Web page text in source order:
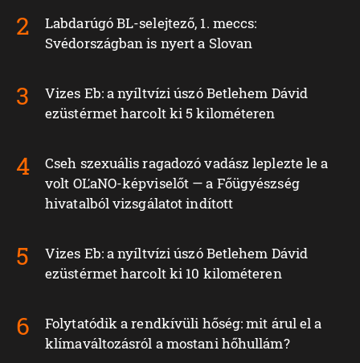
Labdarúgó BL-selejtező, 1. meccs:
Svédországban is nyert a Slovan
Vizes Eb: a nyíltvízi úszó Betlehem Dávid
ezüstérmet harcolt ki 5 kilométeren
Cseh szexuális ragadozó vadász leplezte le a
volt OĽaNO-képviselőt — a Főügyészség
hivatalból vizsgálatot indított
Vizes Eb: a nyíltvízi úszó Betlehem Dávid
ezüstérmet harcolt ki 10 kilométeren
Folytatódik a rendkívüli hőség: mit árul el a
klímaváltozásról a mostani hőhullám?